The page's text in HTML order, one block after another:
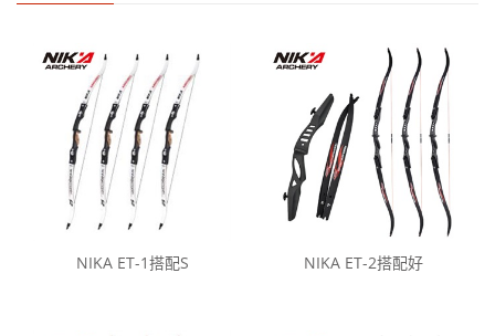
NIKA ET-1搭配S NIKA ET-2搭配好